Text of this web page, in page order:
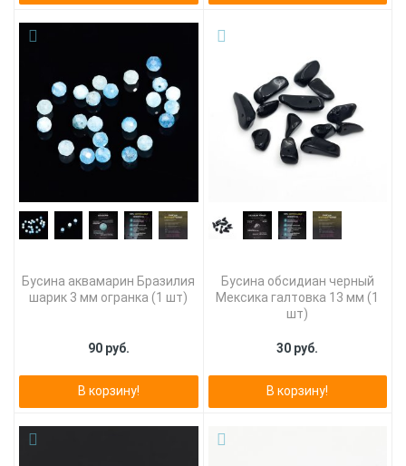
Бусина аквамарин Бразилия
шарик 3 мм огранка (1 шт)
90 руб.
В корзину!
Бусина обсидиан черный
Мексика галтовка 13 мм (1
шт)
30 руб.
В корзину!